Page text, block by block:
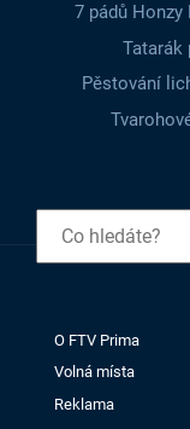
7 pádů Honzy
Tatarák
Pěstování
O FTV Prima
Volná místa
Reklama